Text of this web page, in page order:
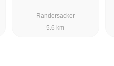
Randersacker
5.6 km